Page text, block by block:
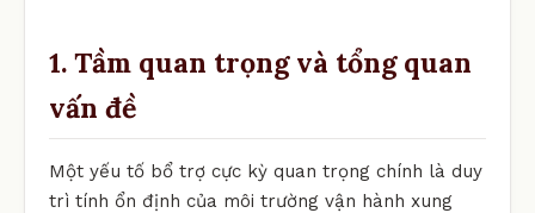
1. Tầm quan trọng và tổng quan
vấn đề
Một yếu tố bổ trợ cực kỳ quan trọng chính là duy
trì tính ổn định của môi trường vận hành xung